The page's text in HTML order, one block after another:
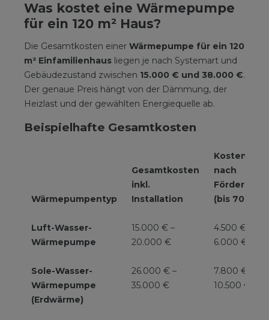
Was kostet eine Wärmepumpe
für ein 120 m² Haus?
Die Gesamtkosten einer Wärmepumpe für ein 120
m² Einfamilienhaus liegen je nach Systemart und
Gebäudezustand zwischen 15.000 € und 38.000 €.
Der genaue Preis hängt von der Dämmung, der
Heizlast und der gewählten Energiequelle ab.
Beispielhafte Gesamtkosten
Wärmepumpentyp
Gesamtkosten
inkl.
Installation
Kosten
nach
Förderung
(bis 70 %)
Luft-Wasser-
Wärmepumpe
15.000 € –
20.000 €
4.500 € –
6.000 €
Sole-Wasser-
Wärmepumpe
(Erdwärme)
26.000 € –
35.000 €
7.800 € –
10.500 €